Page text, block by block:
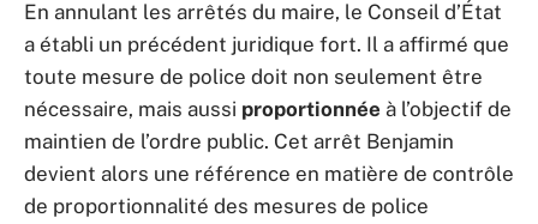
En annulant les arrêtés du maire, le Conseil d’État
a établi un précédent juridique fort. Il a affirmé que
toute mesure de police doit non seulement être
nécessaire, mais aussi proportionnée à l’objectif de
maintien de l’ordre public. Cet arrêt Benjamin
devient alors une référence en matière de contrôle
de proportionnalité des mesures de police